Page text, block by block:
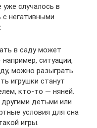
случалось в
с негативными
в саду может
ситуации,
можно разыграть
игрушки станут
кто-то — няней.
детьми или
условия для сна
игры.